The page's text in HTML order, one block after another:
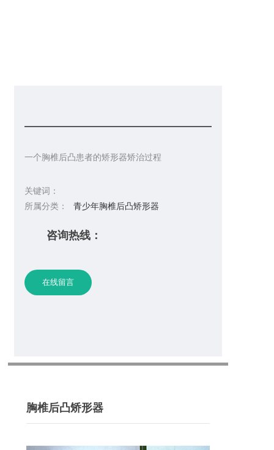
一个胸椎后凸患者的矫形器矫治过程
关键词：
所属分类：
青少年胸椎后凸矫形器
咨询热线：
在线留言
胸椎后凸矫形器